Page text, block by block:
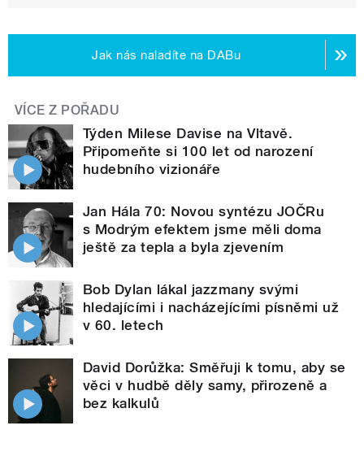
Jak nás naladíte na DABu
VÍCE Z POŘADU
Týden Milese Davise na Vltavě.
Připomeňte si 100 let od narození
hudebního vizionáře
Jan Hála 70: Novou syntézu JOČRu
s Modrým efektem jsme měli doma
ještě za tepla a byla zjevením
Bob Dylan lákal jazzmany svými
hledajícími i nacházejícími písněmi už
v 60. letech
David Dorůžka: Směřuji k tomu, aby se
věci v hudbě děly samy, přirozeně a
bez kalkulů